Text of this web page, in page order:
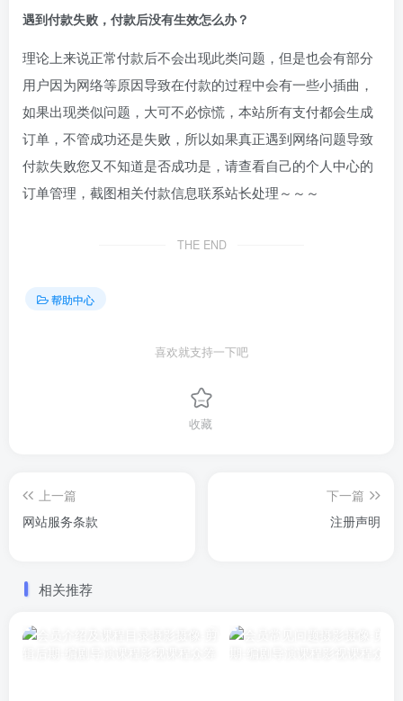
遇到付款失败，付款后没有生效怎么办？
理论上来说正常付款后不会出现此类问题，但是也会有部分
用户因为网络等原因导致在付款的过程中会有一些小插曲，
如果出现类似问题，大可不必惊慌，本站所有支付都会生成
订单，不管成功还是失败，所以如果真正遇到网络问题导致
付款失败您又不知道是否成功是，请查看自己的个人中心的
订单管理，截图相关付款信息联系站长处理～～～
THE END
帮助中心
喜欢就支持一下吧
收藏
上一篇
网站服务条款
下一篇
注册声明
相关推荐